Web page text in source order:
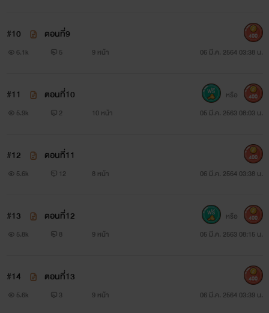
#10 ตอนที่9
6.1k 5 9 หน้า 06 มี.ค. 2564 03:38 น.
400
#11 ตอนที่10
5.9k 2 10 หน้า 05 มี.ค. 2563 08:03 น.
หรือ 400
#12 ตอนที่11
5.6k 12 8 หน้า 06 มี.ค. 2564 03:38 น.
400
#13 ตอนที่12
5.8k 8 9 หน้า 05 มี.ค. 2563 08:15 น.
หรือ 400
#14 ตอนที่13
5.6k 3 9 หน้า 06 มี.ค. 2564 03:39 น.
400